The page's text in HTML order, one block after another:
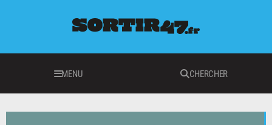
MENU CHERCHER